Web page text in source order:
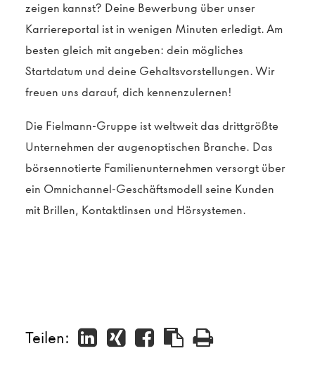
zeigen kannst? Deine Bewerbung über unser
Karriereportal ist in wenigen Minuten erledigt. Am
besten gleich mit angeben: dein mögliches
Startdatum und deine Gehaltsvorstellungen. Wir
freuen uns darauf, dich kennenzulernen!
Die Fielmann-Gruppe ist weltweit das drittgrößte
Unternehmen der augenoptischen Branche. Das
börsennotierte Familienunternehmen versorgt über
ein Omnichannel-Geschäftsmodell seine Kunden
mit Brillen, Kontaktlinsen und Hörsystemen.
Teilen: